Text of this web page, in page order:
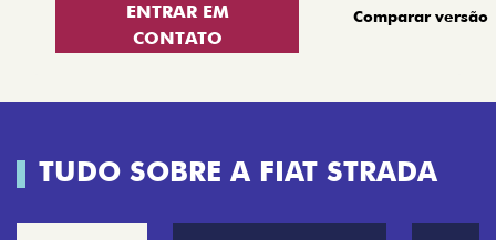
ENTRAR EM
CONTATO
Comparar versão
TUDO SOBRE A FIAT STRADA